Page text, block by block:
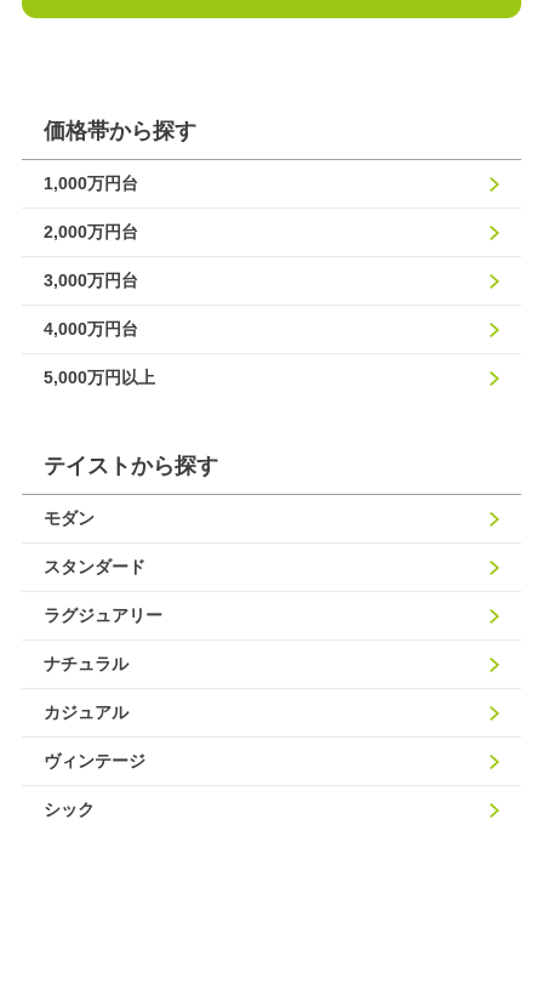
価格帯から探す
1,000万円台
2,000万円台
3,000万円台
4,000万円台
5,000万円以上
テイストから探す
モダン
スタンダード
ラグジュアリー
ナチュラル
カジュアル
ヴィンテージ
シック